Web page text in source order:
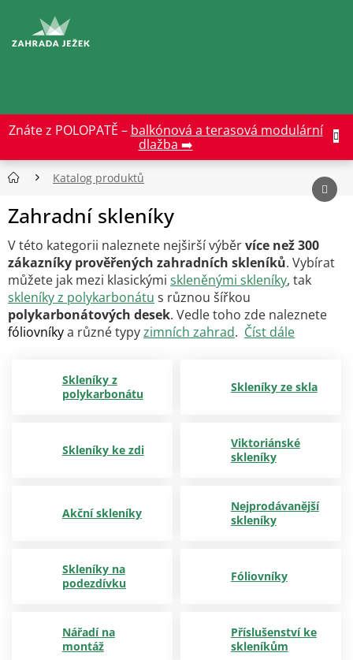
obsah
Znáte z POLOPATĚ – balkónová a terasová modulární
dlažba ➡️
Katalog produktů
Zahradní skleníky
V této kategorii naleznete nejširší výběrvíce než 300
zákazníky prověřených zahradních skleníků. Vybírat
můžete jak mezi klasickými skleněnými skleníky, tak
skleníky z polykarbonátu s různou šířkou
polykarbonátových desek. Vedle toho zde naleznete
fóliovníkya různé typyzimních zahrad. Číst dále
Skleníky z
polykarbonátu
Skleníky ze skla
Skleníky ke zdi
Viktoriánské
skleníky
Akční skleníky
Nejprodávanější
skleníky
Skleníky na
podezdívku
Fóliovníky
Nářadí na
montáž
Příslušenství ke
skleníkům